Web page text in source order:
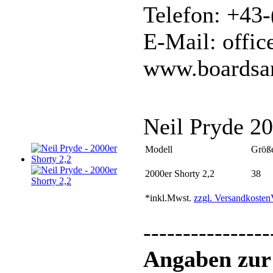
Telefon:
E-Mail:
Neil Pryde
Modell
2000er Shorty 2,2 38
*inkl.Mwst. zzgl. Versandkosten
Angaben